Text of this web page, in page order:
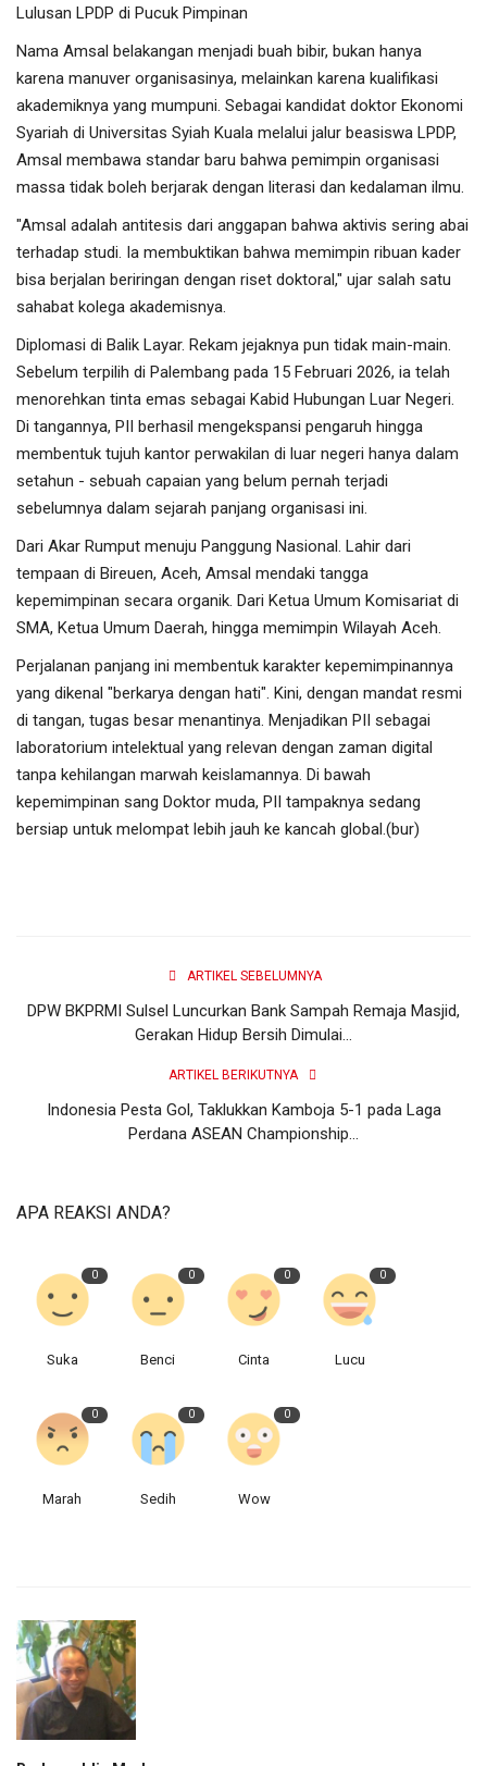
Lulusan LPDP di Pucuk Pimpinan
Nama Amsal belakangan menjadi buah bibir, bukan hanya
karena manuver organisasinya, melainkan karena kualifikasi
akademiknya yang mumpuni. Sebagai kandidat doktor Ekonomi
Syariah di Universitas Syiah Kuala melalui jalur beasiswa LPDP,
Amsal membawa standar baru bahwa pemimpin organisasi
massa tidak boleh berjarak dengan literasi dan kedalaman ilmu.
"Amsal adalah antitesis dari anggapan bahwa aktivis sering abai
terhadap studi. Ia membuktikan bahwa memimpin ribuan kader
bisa berjalan beriringan dengan riset doktoral," ujar salah satu
sahabat kolega akademisnya.
Diplomasi di Balik Layar. Rekam jejaknya pun tidak main-main.
Sebelum terpilih di Palembang pada 15 Februari 2026, ia telah
menorehkan tinta emas sebagai Kabid Hubungan Luar Negeri.
Di tangannya, PII berhasil mengekspansi pengaruh hingga
membentuk tujuh kantor perwakilan di luar negeri hanya dalam
setahun - sebuah capaian yang belum pernah terjadi
sebelumnya dalam sejarah panjang organisasi ini.
Dari Akar Rumput menuju Panggung Nasional. Lahir dari
tempaan di Bireuen, Aceh, Amsal mendaki tangga
kepemimpinan secara organik. Dari Ketua Umum Komisariat di
SMA, Ketua Umum Daerah, hingga memimpin Wilayah Aceh.
Perjalanan panjang ini membentuk karakter kepemimpinannya
yang dikenal "berkarya dengan hati". Kini, dengan mandat resmi
di tangan, tugas besar menantinya. Menjadikan PII sebagai
laboratorium intelektual yang relevan dengan zaman digital
tanpa kehilangan marwah keislamannya. Di bawah
kepemimpinan sang Doktor muda, PII tampaknya sedang
bersiap untuk melompat lebih jauh ke kancah global.(bur)
ARTIKEL SEBELUMNYA
DPW BKPRMI Sulsel Luncurkan Bank Sampah Remaja Masjid,
Gerakan Hidup Bersih Dimulai...
ARTIKEL BERIKUTNYA
Indonesia Pesta Gol, Taklukkan Kamboja 5-1 pada Laga
Perdana ASEAN Championship...
APA REAKSI ANDA?
0
Suka
0
Benci
0
Cinta
0
Lucu
0
Marah
0
Sedih
0
Wow